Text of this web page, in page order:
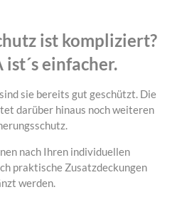
ist kompliziert?
einfacher.
sie bereits gut geschützt. Die
darüber hinaus noch weiteren
nach Ihren individuellen
praktische Zusatzdeckungen
werden.